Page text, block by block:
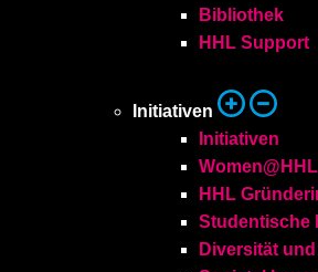
Bibliothek
HHL Support
Initiativen
Initiativen
Women@HHL
HHL
Studentische
Diversität